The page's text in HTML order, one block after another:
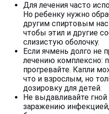
Для лечения часто
Но ребенку нужно
другим спиртовым
чтобы этил и другие
слизистую оболочку.
Если ячмень долго не
лечению комплексно:
прогревайте. Капли
что и взрослым, но
дозировку для детей.
Не выдавливайте
заражению инфекцией,